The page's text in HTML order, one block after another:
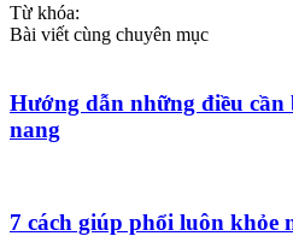
Từ khóa:
Bài viết cùng chuyên mục
Hướng dẫn những điều cần
nang
7 cách giúp phổi luôn khỏe